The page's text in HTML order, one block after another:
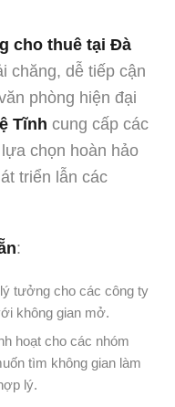
cho thuê tại Đà
chăng, dễ tiếp cận
phòng hiện đại
Tĩnh cung cấp các
chọn hoàn hảo
triển lẫn các
:
tưởng cho các công ty
không gian mở.
hoạt cho các nhóm
tìm không gian làm
lý.